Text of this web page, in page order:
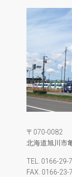
〒070-0082
北海道旭川市
TEL. 0166-29-
FAX. 0166-23-